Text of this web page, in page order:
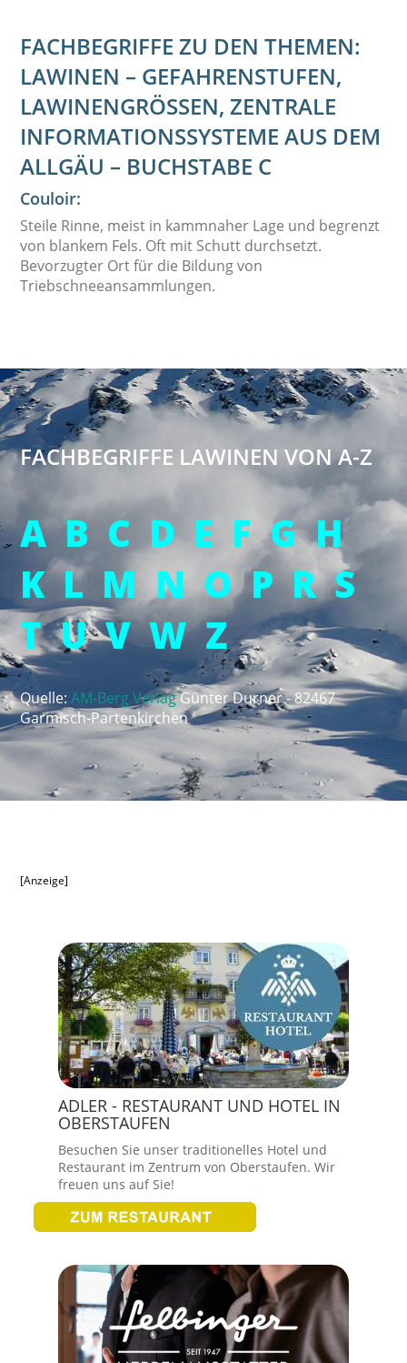
FACHBEGRIFFE ZU DEN THEMEN:
LAWINEN – GEFAHRENSTUFEN,
LAWINENGRÖSSEN, ZENTRALE I
NFORMATIONSSYSTEME AUS DEM A
LLGÄU – BUCHSTABE C
Couloir:
Steile Rinne, meist in kammnaher Lage und begrenzt
von blankem Fels. Oft mit Schutt durchsetzt.
Bevorzugter Ort für die Bildung von
Triebschneeansammlungen.
FACHBEGRIFFE LAWINEN VON A-Z
A B C D E F G H
K L M N O P R S
T U V W Z
Quelle:AM-Berg VerlagGünter Durner -82467
Garmisch-Partenkirchen
[Anzeige]
ADLER - RESTAURANT UND HOTEL IN
OBERSTAUFEN
Besuchen Sie unser traditionelles Hotel und
Restaurant im Zentrum von Oberstaufen. Wir
freuen uns auf Sie!